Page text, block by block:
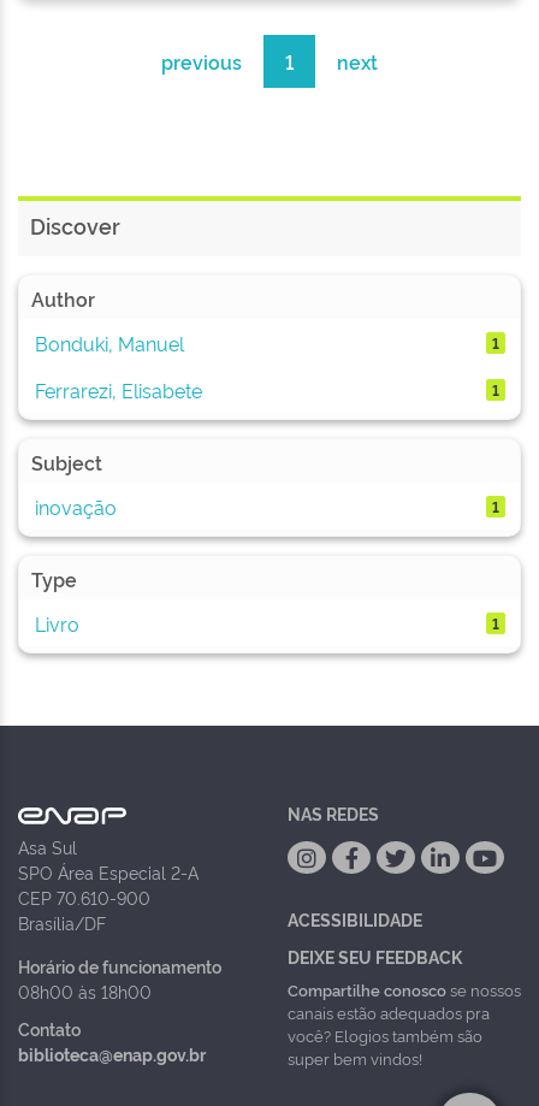
previous 1 next
Discover
Author
Bonduki, Manuel
1
Ferrarezi, Elisabete 1
Subject
inovação
1
Type
Livro
1
Asa Sul
SPO Área Especial 2-A
CEP 70.610-900
Brasília/DF
Horário de funcionamento
08h00 às 18h00
Contato
biblioteca@enap.gov.br
NAS REDES
ACESSIBILIDADE
DEIXE SEU FEEDBACK
Compartilhe conoscose nossos
canais estão adequados pra
você? Elogios também são
super bem vindos!